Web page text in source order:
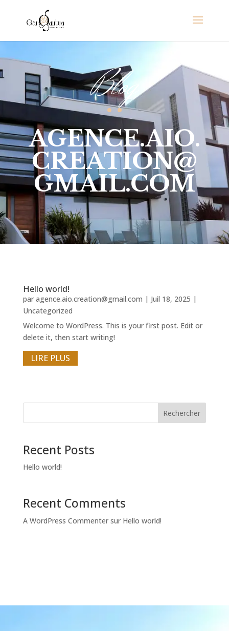
Blog
AGENCE.AIO.
CREATION@
GMAIL.COM
Hello world!
par agence.aio.creation@gmail.com | Juil 18, 2025 |
Uncategorized
Welcome to WordPress. This is your first post. Edit or
delete it, then start writing!
LIRE PLUS
Rechercher
Recent Posts
Hello world!
Recent Comments
A WordPress Commentersur Hello world!